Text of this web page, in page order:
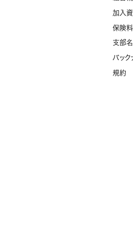
加入
保険料
支部
バッ
規約